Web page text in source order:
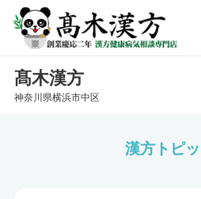
髙木漢方
神奈川県横浜市中区
漢方トピ